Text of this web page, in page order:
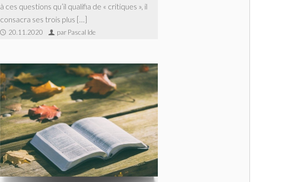
à ces questions qu’il qualifia de « critiques », il
consacra ses trois plus […]
20.11.2020 par Pascal Ide